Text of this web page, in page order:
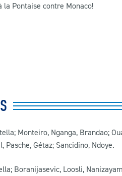
Pontaise contre Monaco!
Monteiro, Nganga, Brandao;
Pasche, Gétaz; Sancidino, Ndoye.
Boranijasevic, Loosli,